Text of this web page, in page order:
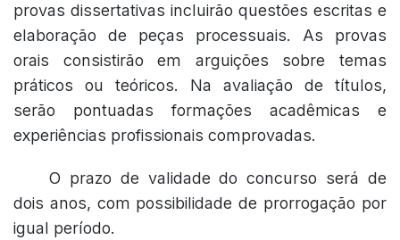
provas dissertativas incluirão questões escritas e
elaboração de peças processuais. As provas
orais consistirão em arguições sobre temas
práticos ou teóricos. Na avaliação de títulos,
serão pontuadas formações acadêmicas e
experiências profissionais comprovadas.
O prazo de validade do concurso será de
dois anos, com possibilidade de prorrogação por
igual período.